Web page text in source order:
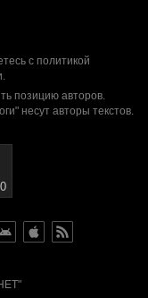
с политикой
.
позицию авторов.
несут авторы текстов.